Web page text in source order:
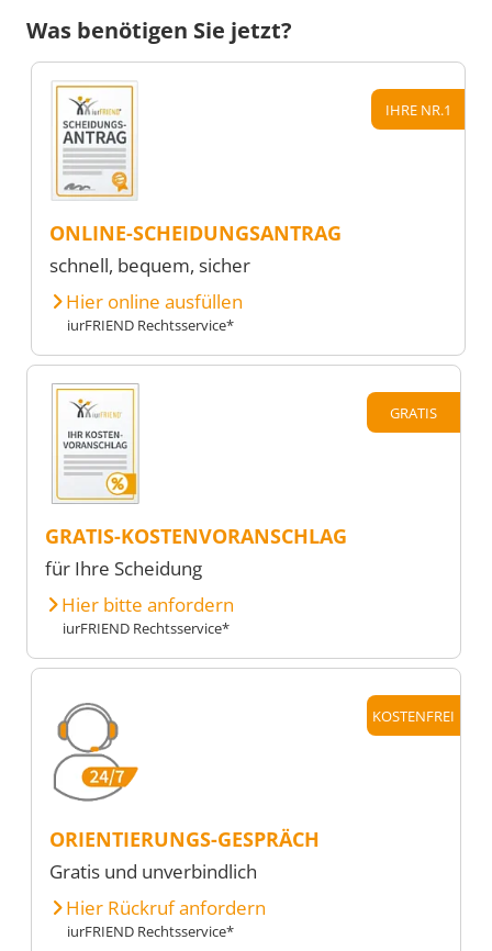
Was benötigen Sie jetzt?
IHRE NR.1
ONLINE-SCHEIDUNGSANTRAG
schnell, bequem, sicher
Hier online ausfüllen
iurFRIEND Rechtsservice*
GRATIS
GRATIS-KOSTENVORANSCHLAG
für Ihre Scheidung
Hier bitte anfordern
iurFRIEND Rechtsservice*
KOSTENFREI
ORIENTIERUNGS-GESPRÄCH
Gratis und unverbindlich
Hier Rückruf anfordern
iurFRIEND Rechtsservice*